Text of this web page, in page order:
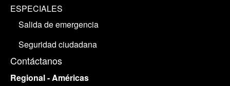
ESPECIALES
Salida de emergencia
Seguridad ciudadana
Contáctanos
Regional - Américas